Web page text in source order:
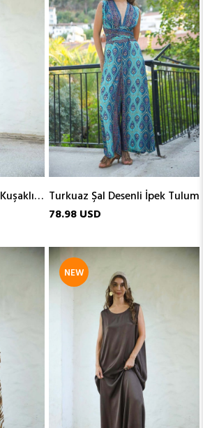
Siyah Desenli İp Askılı Kuşaklı İpek Elbise Turkuaz Şal Desenli İpek Tulum
78.98 USD
ITEM
NEW
ITEM